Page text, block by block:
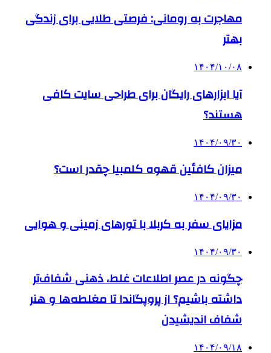
مهاجرت به رومانی: فرصتی طلایی برای زندگی
بهتر
۱۴۰۴/۱۰/۰۸
آیا ابزارهای رایگان برای طراحی سایت کافی
هستند؟
۱۴۰۴/۰۹/۳۰
میزان کافئین قهوه کلمبیا چقدر است؟
۱۴۰۴/۰۹/۳۰
مزایای سفر به کربلا با تورهای زمینی و هوایی
۱۴۰۴/۰۹/۳۰
چگونه در عصر اطلاعات غلط، ذهنی شفاف‌تر
داشته باشیم؟ از پروپگاندا تا مغلطه‌ها و هنر
شفاف اندیشیدن
۱۴۰۴/۰۹/۱۸